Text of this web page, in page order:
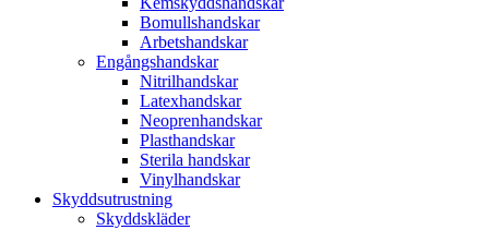
Bomullshandskar
Arbetshandskar
Engångshandskar
Nitrilhandskar
Latexhandskar
Neoprenhandskar
Plasthandskar
Sterila handskar
Vinylhandskar
Skyddsutrustning
Skyddskläder